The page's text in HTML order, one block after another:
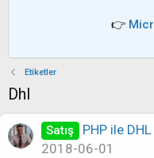
👉
Etiketler
Dhl
Satış
PHP ile
2018-06-01